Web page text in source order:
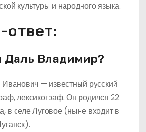
культуры и народного языка.
ответ:
Даль Владимир?
— известный русский
лексикограф. Он родился 22
в селе Луговое (ныне входит в